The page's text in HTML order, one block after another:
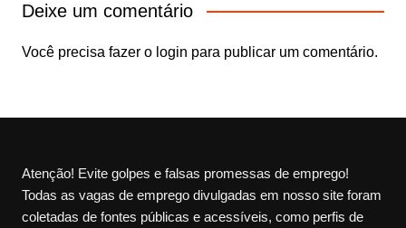
Deixe um comentário
Você precisa fazer o login para publicar um comentário.
Atenção! Evite golpes e falsas promessas de emprego!
Todas as vagas de emprego divulgadas em nosso site foram
coletadas de fontes públicas e acessíveis, como perfis de